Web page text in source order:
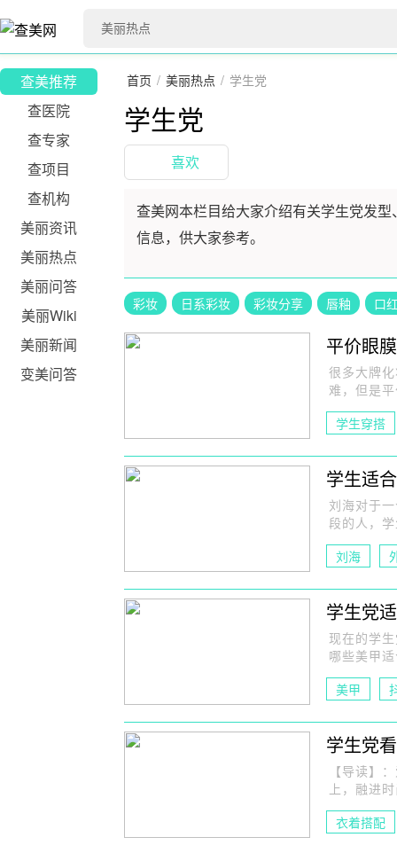
查美推荐
查医院
查专家
查项目
查机构
美丽资讯
美丽热点
美丽问答
美丽Wiki
美丽新闻
变美问答
首页 / 美丽热点 / 学生党
学生党
喜欢
查美网本栏目给大家介绍有关学生党发
信息，供大家参考。
彩妆 日系彩妆 彩妆分享 唇釉 口
平价眼
很多大牌
难，但是
学生穿搭
学生适
刘海对于
段的人，
刘海
学生党
现在的学
哪些美甲
美甲
学生党
【导读】
上，融进
衣着搭配